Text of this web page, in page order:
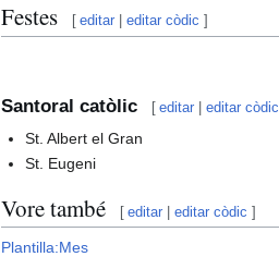
Festes [ editar |editar còdic ]
Santoral catòlic [ editar |editar còdic
St. Albert el Gran
St. Eugeni
Vore també [ editar |editar còdic ]
Plantilla:Mes